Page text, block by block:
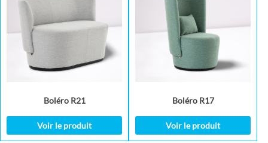
Boléro R21
Voir le produit
Boléro R17
Voir le produit